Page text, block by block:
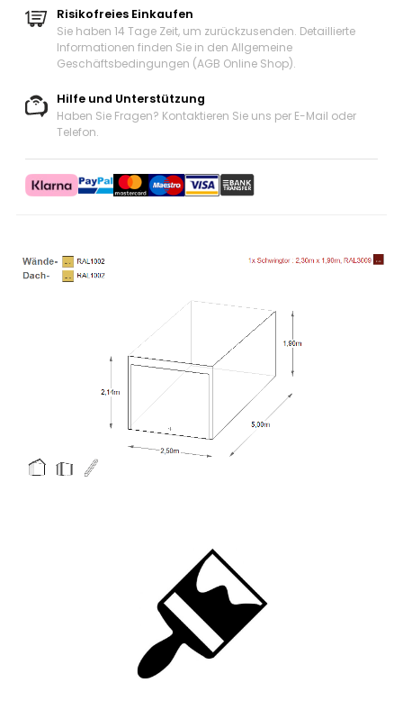
Risikofreies Einkaufen
Sie haben 14 Tage Zeit, um zurückzusenden. Detaillierte
Informationen finden Sie in den Allgemeine
Geschäftsbedingungen (AGB Online Shop).
Hilfe und Unterstützung
Haben Sie Fragen? Kontaktieren Sie uns per E-Mail oder
Telefon.